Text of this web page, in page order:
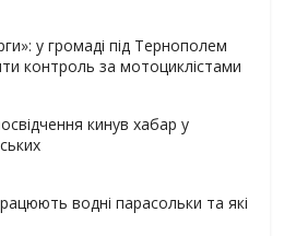
у громаді під Тернополем
контроль за мотоциклістами
кинув хабар у
водні парасольки та які